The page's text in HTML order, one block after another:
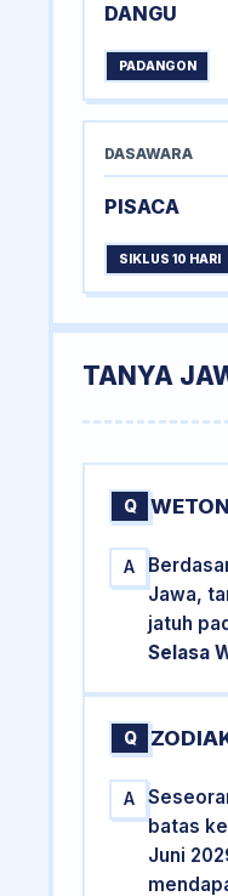
DANGU
PADANGON
DASAWARA
PISACA
SIKLUS 10 HARI
TANYA
Q
A
Jawa,
jatuh
Selasa
Q
A
batas
Juni